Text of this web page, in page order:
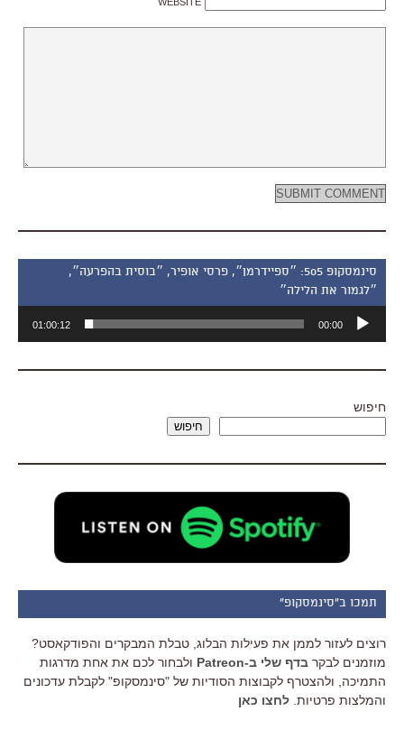
סינמסקופ 505: ״ספיידרמן״, פרסי אופיר, ״בוסית בהפרעה״,
״לגמור את הלילה״
אודיו
00:00
01:00:12
חיפוש
חיפוש
תמכו ב"סינמסקופ"
רוצים לעזור לממן את פעילות הבלוג, טבלת המבקרים והפודקאסט?
מוזמנים לבקר בדף שלי ב-Patreon
ולבחור לכם את אחת מדרגות
התמיכה, ולהצטרף לקבוצות הסודיות של "סינמסקופ" לקבלת עדכונים
והמלצות פרטיות. לחצו כאן